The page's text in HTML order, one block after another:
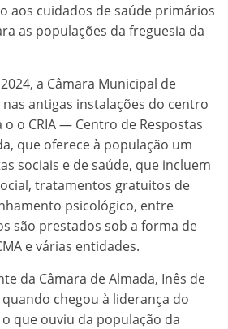
aos cuidados de saúde primários
as populações da freguesia da
a Câmara Municipal de
antigas instalações do centro
o CRIA — Centro de Respostas
que oferece à população um
sociais e de saúde, que incluem
tratamentos gratuitos de
psicológico, entre
são prestados sob a forma de
e várias entidades.
da Câmara de Almada, Inês de
chegou à liderança do
que ouviu da população da